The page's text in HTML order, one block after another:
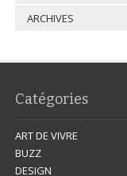
ARCHIVES
Catégories
ART DE VIVRE
BUZZ
DESIGN